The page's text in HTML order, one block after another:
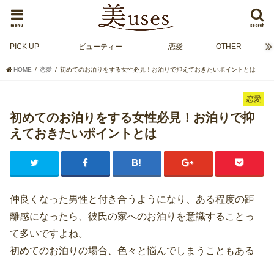
search
menu
PICK UP ビューティー 恋愛 OTHER
HOME 恋愛 初めてのお泊りをする女性必見！お泊りで抑えておきたいポイントとは
恋愛
初めてのお泊りをする女性必見！お泊りで抑
えておきたいポイントとは
仲良くなった男性と付き合うようになり、ある程度の距
離感になったら、彼氏の家へのお泊りを意識することっ
て多いですよね。
初めてのお泊りの場合、色々と悩んでしまうこともある